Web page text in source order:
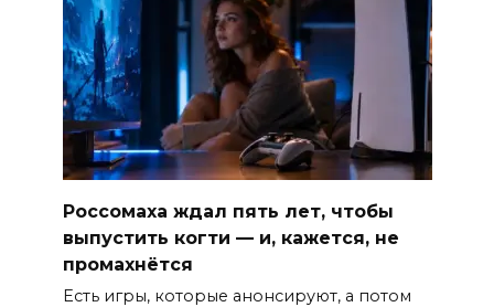
Россомаха ждал пять лет, чтобы
выпустить когти — и, кажется, не
промахнётся
Есть игры, которые анонсируют, а потом